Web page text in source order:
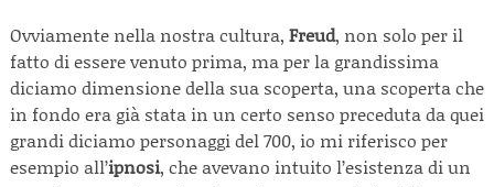
Ovviamente nella nostra cultura, Freud, non solo per il
fatto di essere venuto prima, ma per la grandissima
diciamo dimensione della sua scoperta, una scoperta che
in fondo era già stata in un certo senso preceduta da quei
grandi diciamo personaggi del 700, io mi riferisco per
esempio all’ipnosi, che avevano intuito l’esistenza di un